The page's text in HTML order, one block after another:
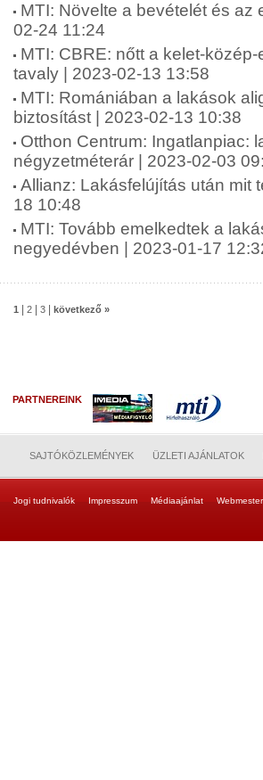
MTI: Növelte a bevételét és az
02-24 11:24
MTI: CBRE: nőtt a kelet-
tavaly | 2023-02-13 13:58
MTI: Romániában a lakások
biztosítást | 2023-02-13 10:38
Otthon Centrum: Ingatlanpiac:
négyzetméterár | 2023-02-03
Allianz: Lakásfelújítás után mit
18 10:48
MTI: Tovább emelkedtek a
negyedévben | 2023-01-17
1 2 3 következő »
PARTNEREINK
SAJTÓKÖZLEMÉNYEK ÜZLETI AJÁNLATOK
Jogi tudnivalók Impresszum Médiaajánlat Webmester